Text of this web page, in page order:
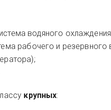
водяного охлаждения
рабочего и
крупных: